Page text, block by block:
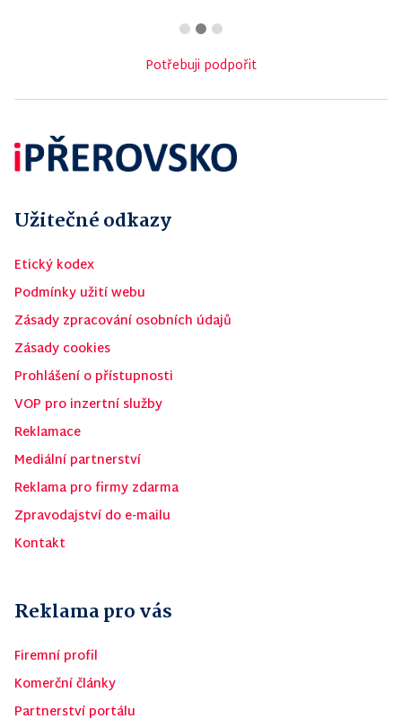
Potřebuji podpořit
Užitečné odkazy
Etický kodex
Podmínky užití webu
Zásady zpracování osobních údajů
Zásady cookies
Prohlášení o přístupnosti
VOP pro inzertní služby
Reklamace
Mediální partnerství
Reklama pro firmy zdarma
Zpravodajství do e-mailu
Kontakt
Reklama pro vás
Firemní profil
Komerční články
Partnerství portálu